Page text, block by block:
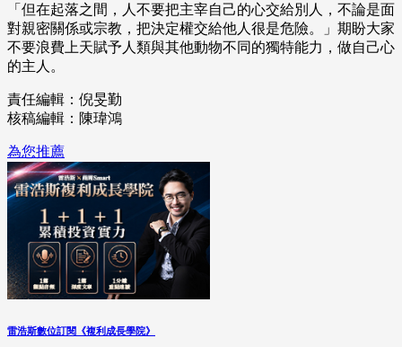
「但在起落之間，人不要把主宰自己的心交給別人，不論是面
對親密關係或宗教，把決定權交給他人很是危險。」期盼大家
不要浪費上天賦予人類與其他動物不同的獨特能力，做自己心
的主人。
責任編輯：倪旻勤
核稿編輯：陳瑋鴻
為您推薦
雷浩斯數位訂閱《複利成長學院》